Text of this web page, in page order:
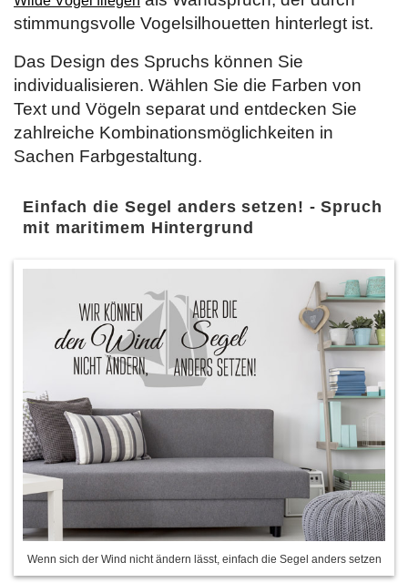
stimmungsvolle Vogelsilhouetten hinterlegt ist.
Das Design des Spruchs können Sie
individualisieren. Wählen Sie die Farben von
Text und Vögeln separat und entdecken Sie
zahlreiche Kombinationsmöglichkeiten in
Sachen Farbgestaltung.
Einfach die Segel anders setzen! - Spruch
mit maritimem Hintergrund
Wenn sich der Wind nicht ändern lässt, einfach die Segel anders setzen